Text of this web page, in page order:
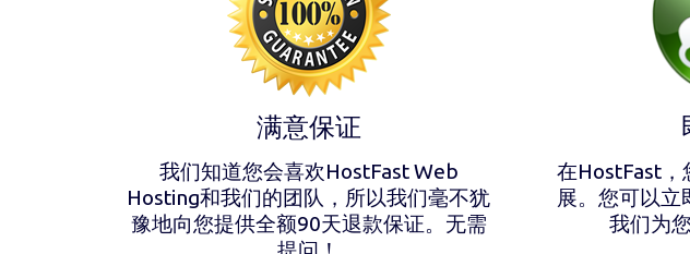
满意保证
我们知道您会喜欢HostFast Web
Hosting和我们的团队，所以我们毫不犹
豫地向您提供全额90天退款保证。无需
在HostFast，
展。您可以立
我们为